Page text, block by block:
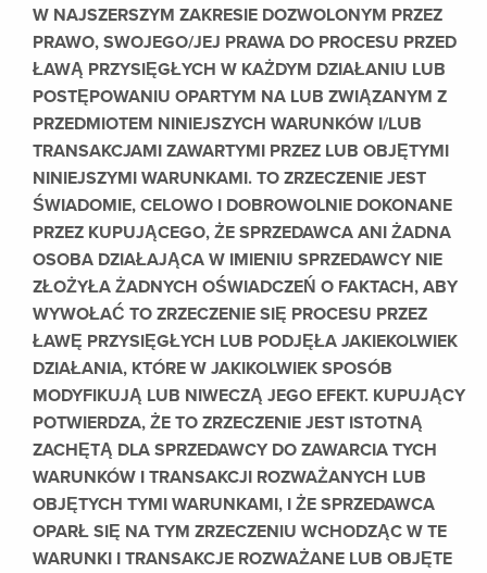
W NAJSZERSZYM ZAKRESIE DOZWOLONYM PRZEZ
PRAWO, SWOJEGO/JEJ PRAWA DO PROCESU PRZED
ŁAWĄ PRZYSIĘGŁYCH W KAŻDYM DZIAŁANIU LUB
POSTĘPOWANIU OPARTYM NA LUB ZWIĄZANYM Z
PRZEDMIOTEM NINIEJSZYCH WARUNKÓW I/LUB
TRANSAKCJAMI ZAWARTYMI PRZEZ LUB OBJĘTYMI
NINIEJSZYMI WARUNKAMI. TO ZRZECZENIE JEST
ŚWIADOMIE, CELOWO I DOBROWOLNIE DOKONANE
PRZEZ KUPUJĄCEGO, ŻE SPRZEDAWCA ANI ŻADNA
OSOBA DZIAŁAJĄCA W IMIENIU SPRZEDAWCY NIE
ZŁOŻYŁA ŻADNYCH OŚWIADCZEŃ O FAKTACH, ABY
WYWOŁAĆ TO ZRZECZENIE SIĘ PROCESU PRZEZ
ŁAWĘ PRZYSIĘGŁYCH LUB PODJĘŁA JAKIEKOLWIEK
DZIAŁANIA, KTÓRE W JAKIKOLWIEK SPOSÓB
MODYFIKUJĄ LUB NIWECZĄ JEGO EFEKT. KUPUJĄCY
POTWIERDZA, ŻE TO ZRZECZENIE JEST ISTOTNĄ
ZACHĘTĄ DLA SPRZEDAWCY DO ZAWARCIA TYCH
WARUNKÓW I TRANSAKCJI ROZWAŻANYCH LUB
OBJĘTYCH TYMI WARUNKAMI, I ŻE SPRZEDAWCA
OPARŁ SIĘ NA TYM ZRZECZENIU WCHODZĄC W TE
WARUNKI I TRANSAKCJE ROZWAŻANE LUB OBJĘTE